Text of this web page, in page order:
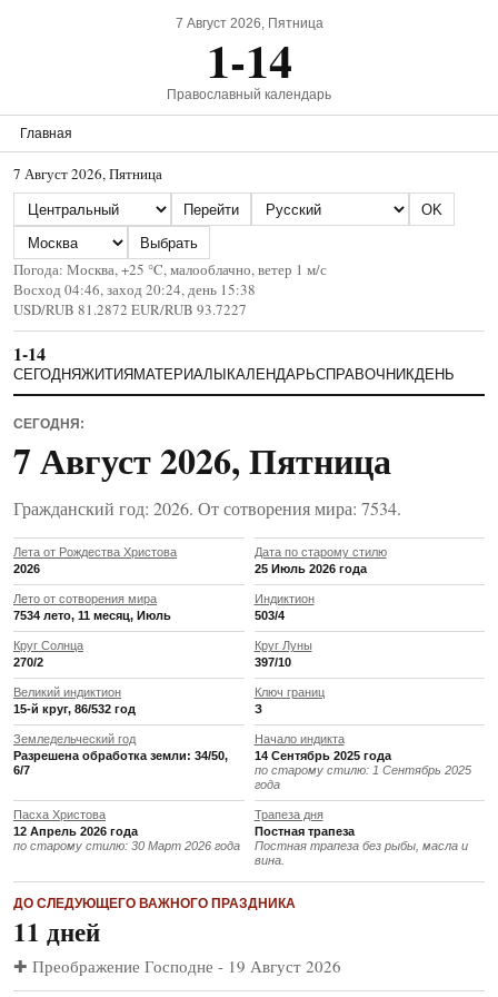
7 Август 2026, Пятница
1-14
Православный календарь
Главная
7 Август 2026, Пятница
Страна
Перейти
Язык
OK
Город
Выбрать
Погода: Москва, +25 °C, малооблачно, ветер 1 м/с
Восход 04:46, заход 20:24, день 15:38
USD/RUB 81.2872 EUR/RUB 93.7227
1-14
СЕГОДНЯЖИТИЯ МАТЕРИАЛЫ КАЛЕНДАРЬСПРАВОЧНИКДЕНЬ
СЕГОДНЯ:
7 Август 2026, Пятница
Гражданский год: 2026. От сотворения мира: 7534.
Лета от Рождества Христова
2026
Дата по старому стилю
25 Июль 2026 года
Лето от сотворения мира
7534 лето, 11 месяц, Июль
Индиктион
503/4
Круг Солнца
270/2
Круг Луны
397/10
Великий индиктион
15-й круг, 86/532 год
Ключ границ
З
Земледельческий год
Разрешена обработка земли: 34/50,
6/7
Начало индикта
14 Сентябрь 2025 года
по старому стилю: 1 Сентябрь 2025
года
Пасха Христова
12 Апрель 2026 года
по старому стилю: 30 Март 2026 года
Трапеза дня
Постная трапеза
Постная трапеза без рыбы, масла и
вина.
ДО СЛЕДУЮЩЕГО ВАЖНОГО ПРАЗДНИКА
11 дней
✚ Преображение Господне - 19 Август 2026